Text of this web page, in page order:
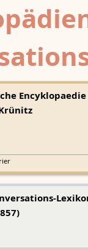
Encyklopaedie